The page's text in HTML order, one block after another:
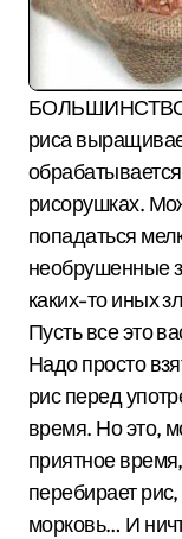
БОЛЬШИНСТВО
риса
рисорушках.
попадаться
необрушенные
каких-то иных
Пусть все это
Надо просто
рис перед
время. Но это,
приятное
перебирает
морковь… И